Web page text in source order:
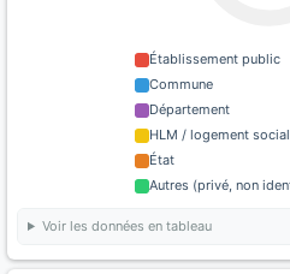
Établissement public
Commune
Département
HLM / logement social
État
Autres (privé, non
Voir les données en tableau